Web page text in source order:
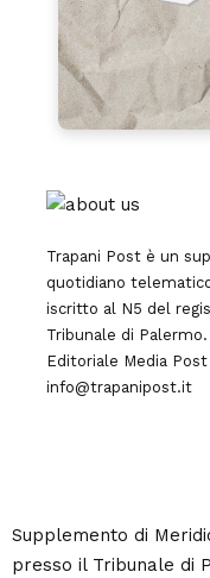
Trapani Post è un
quotidiano
iscritto al N5 del
Tribunale di
Editoriale Media
info@trapanipost.it
Supplemento di
presso il Tribunale di